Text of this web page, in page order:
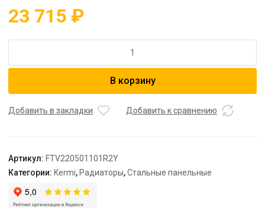
23 715 ₽
Радиатор,
100*500*1100,
RAL
9016
(белый),
Kermi
В корзину
Добавить в закладки Добавить к сравнению
Артикул: FTV220501101R2Y
Категории: Kermi, Радиаторы,Стальные панельные